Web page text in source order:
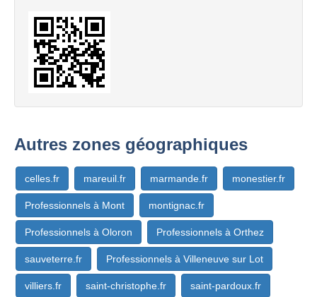
Autres zones géographiques
celles.fr mareuil.fr marmande.fr monestier.fr
Professionnels à Mont montignac.fr
Professionnels à Oloron Professionnels à Orthez
sauveterre.fr Professionnels à Villeneuve sur Lot
villiers.fr saint-christophe.fr saint-pardoux.fr